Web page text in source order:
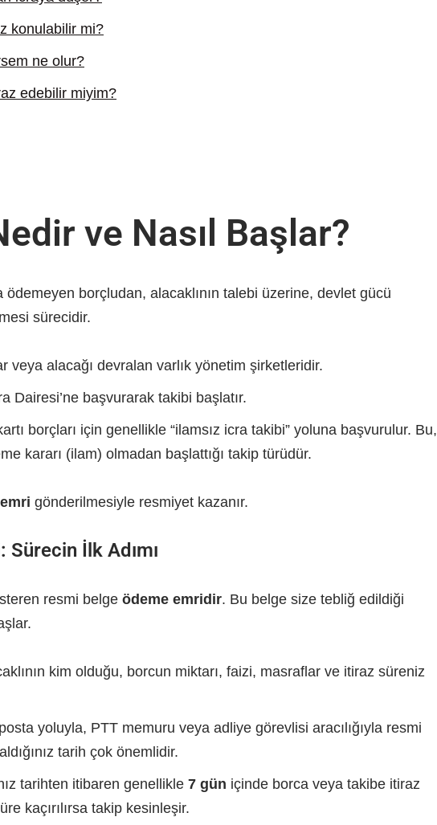
konulabilir mi?
ne olur?
edebilir miyim?
ve Nasıl Başlar?
borçludan, alacaklının talebi üzerine, devlet gücü
sürecidir.
veya alacağı devralan varlık yönetim şirketleridir.
Dairesi’ne başvurarak takibi başlatır.
borçları için genellikle “ilamsız icra takibi” yoluna başvurulur. Bu,
kararı (ilam) olmadan başlattığı takip türüdür.
gönderilmesiyle resmiyet kazanır.
İlk Adımı
resmi belge ödeme emridir. Bu belge size tebliğ edildiği
kim olduğu, borcun miktarı, faizi, masraflar ve itiraz süreniz
yoluyla, PTT memuru veya adliye görevlisi aracılığıyla resmi
tarih çok önemlidir.
tarihten itibaren genellikle 7 gün içinde borca veya takibe itiraz
kaçırılırsa takip kesinleşir.